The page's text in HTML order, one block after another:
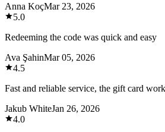
Anna KoçMar 23, 2026
5.0
Redeeming the code was quick and easy
Ava ŞahinMar 05, 2026
4.5
Fast and reliable service, the gift card
Jakub WhiteJan 26, 2026
4.0